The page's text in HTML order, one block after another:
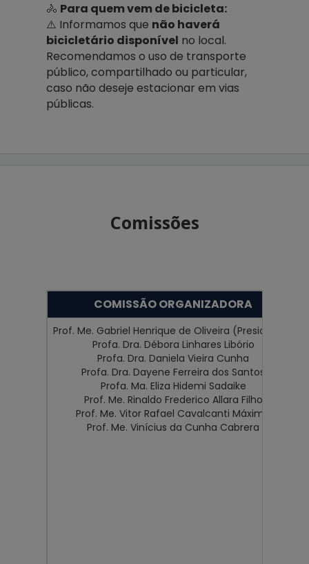
🚴 Para quem vem de bicicleta:
⚠️ Informamos que não haverá
bicicletário disponível no local.
Recomendamos o uso de transporte
público, compartilhado ou particular,
caso não deseje estacionar em vias
públicas.
Comissões
COMISSÃO ORGANIZADORA
Prof. Me. Gabriel Henrique de Oliveira (Presidente)
Profa. Dra. Débora Linhares Libório
Profa. Dra. Daniela Vieira Cunha
Profa. Dra. Dayene Ferreira dos Santos
Profa. Ma. Eliza Hidemi Sadaike
Prof. Me. Rinaldo Frederico Allara Filho
Prof. Me. Vitor Rafael Cavalcanti Máximo
Prof. Me. Vinícius da Cunha Cabrera